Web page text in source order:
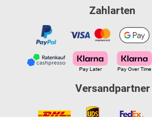
Zahlarten
Versandpartner